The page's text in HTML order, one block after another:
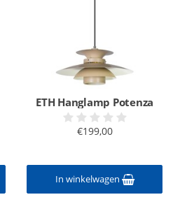
ETH Hanglamp Potenza
€199,00
In winkelwagen